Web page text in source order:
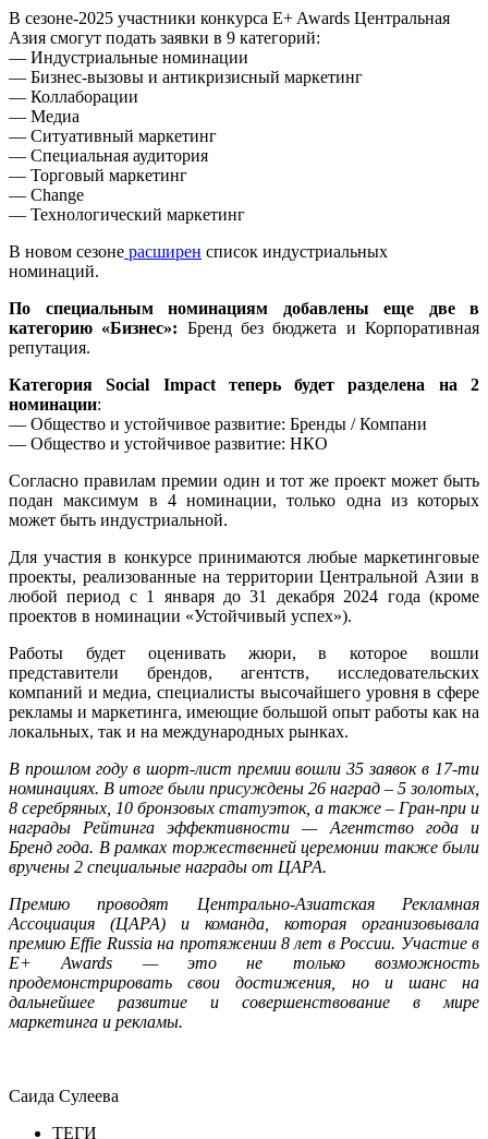
В сезоне-2025 участники конкурса E+ Awards Центральная
Азия смогут подать заявки в 9 категорий:
— Индустриальные номинации
— Бизнес-вызовы и антикризисный маркетинг
— Коллаборации
— Медиа
— Ситуативный маркетинг
— Специальная аудитория
— Торговый маркетинг
— Change
— Технологический маркетинг
В новом сезоне расширен список индустриальных
номинаций.
По
специальным номинациям
добавлены еще две в
категорию «Бизнес»: Бренд без бюджета и Корпоративная
репутация.
Категория Social Impact теперь будет разделена на 2
номинации:
— Общество и устойчивое развитие: Бренды / Компани
— Общество и устойчивое развитие: НКО
Согласно правилам премии один и тот же проект может быть
подан максимум в 4 номинации, только одна из которых
может быть индустриальной.
Для участия в конкурсе принимаются любые маркетинговые
проекты, реализованные на территории Центральной Азии в
любой период с 1 января до 31 декабря 2024 года (кроме
проектов в номинации «Устойчивый успех»).
Работы будет оценивать жюри, в которое вошли
представители брендов, агентств, исследовательских
компаний и медиа, специалисты высочайшего уровня в сфере
рекламы и маркетинга, имеющие большой опыт работы как на
локальных, так и на международных рынках.
В прошлом году в шорт-лист премии вошли 35 заявок в 17-ти
номинациях. В итоге были присуждены 26 наград – 5 золотых,
8 серебряных, 10 бронзовых статуэток, а также – Гран-при и
награды Рейтинга эффективности — Агентство года и
Бренд года. В рамках торжественней церемонии также были
вручены 2 специальные награды от ЦАРА.
Премию проводят Центрально-Азиатская Рекламная
Ассоциация (ЦАРА) и команда, которая организовывала
премию Effie Russia на протяжении 8 лет в России. Участие в
E+ Awards — это не только возможность
продемонстрировать свои достижения, но и шанс на
дальнейшее развитие и совершенствование в мире
маркетинга и рекламы.
Саида Сулеева
ТЕГИ